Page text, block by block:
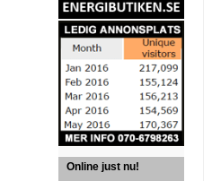
Online just nu!